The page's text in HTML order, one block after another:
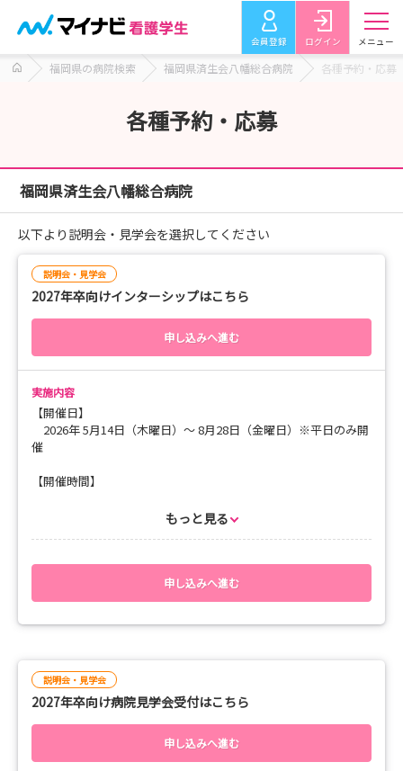
会員登録 ログイン メニュー
福岡県の病院検索 福岡県済生会八幡総合病院 各種予約・応募
各種予約・応募
福岡県済生会八幡総合病院
以下より説明会・見学会を選択してください
説明会・見学会
2027年卒向けインターシップはこちら
申し込みへ進む
実施内容
【開催日】
2026年 5月14日（木曜日）～ 8月28日（金曜日）※平日のみ開
催
【開催時間】
・インターシップを通して済生会八幡総合病院の施設環境を知
【プログラム】
9：30 集合（1階 総合案内前）
9：30～10：00 病院オリエンテーション
もっと見る
申し込みへ進む
説明会・見学会
2027年卒向け病院見学会受付はこちら
申し込みへ進む